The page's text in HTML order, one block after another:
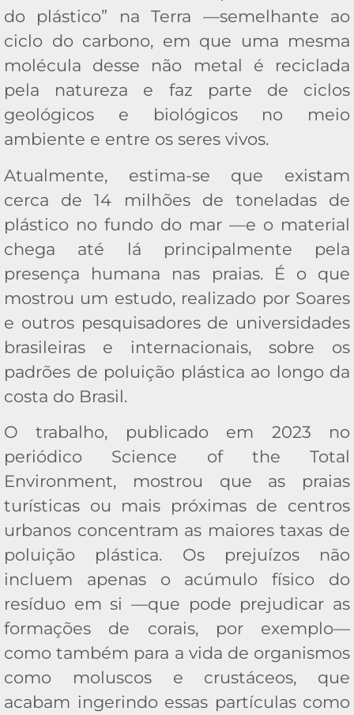
do plástico” na Terra —semelhante ao
ciclo do carbono, em que uma mesma
molécula desse não metal é reciclada
pela natureza e faz parte de ciclos
geológicos e biológicos no meio
ambiente e entre os seres vivos.
Atualmente, estima-se que existam
cerca de 14 milhões de toneladas de
plástico no fundo do mar —e o material
chega até lá principalmente pela
presença humana nas praias. É o que
mostrou um estudo, realizado por Soares
e outros pesquisadores de universidades
brasileiras e internacionais, sobre os
padrões de poluição plástica ao longo da
costa do Brasil.
O trabalho, publicado em 2023 no
periódico Science of the Total
Environment, mostrou que as praias
turísticas ou mais próximas de centros
urbanos concentram as maiores taxas de
poluição plástica. Os prejuízos não
incluem apenas o acúmulo físico do
resíduo em si —que pode prejudicar as
formações de corais, por exemplo—
como também para a vida de organismos
como moluscos e crustáceos, que
acabam ingerindo essas partículas como